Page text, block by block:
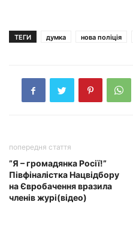
ТЕГИ думка нова поліція
попередня стаття
”Я – громадянка Росії!”
Півфіналістка Нацвідбору
на Євробачення вразила
членів журі(відео)